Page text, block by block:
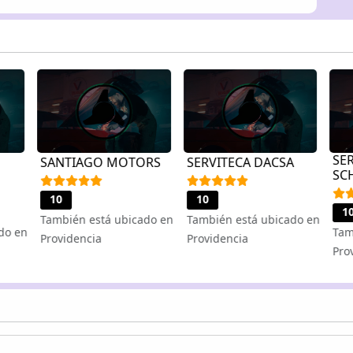
en
SANTIAGO MOTORS
10
También está ubicado en
Providencia
SERVITECA DACSA
10
También está ubicado en
Providencia